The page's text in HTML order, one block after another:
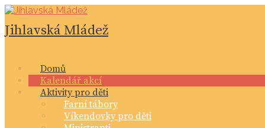
Skip
content
Jihlavská Mládež
Domů
Kalendář akcí
Aktivity pro děti
Farní tábory
Víkendovky pro děti